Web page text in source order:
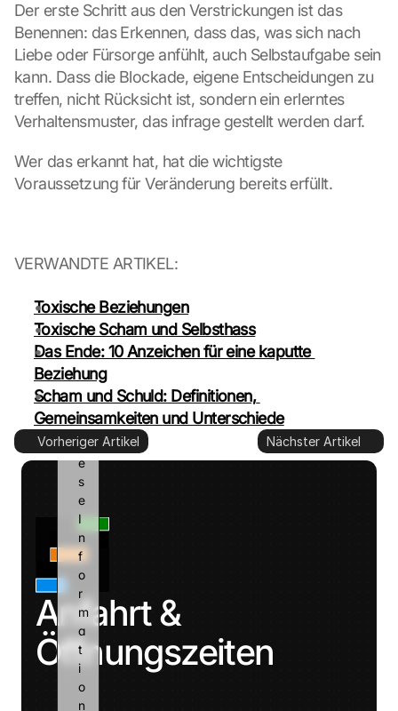
Der erste Schritt aus den Verstrickungen ist das
Benennen: das Erkennen, dass das, was sich nach
Liebe oder Fürsorge anfühlt, auch Selbstaufgabe sein
kann. Dass die Blockade, eigene Entscheidungen zu
treffen, nicht Rücksicht ist, sondern ein erlerntes
Verhaltensmuster, das infrage gestellt werden darf.
Wer das erkannt hat, hat die wichtigste
Voraussetzung für Veränderung bereits erfüllt.
VERWANDTE ARTIKEL:
Toxische Beziehungen
Toxische Scham und Selbsthass
Das Ende: 10 Anzeichen für eine kaputte
Beziehung
Scham und Schuld: Definitionen,
Gemeinsamkeiten und Unterschiede
Vorheriger Artikel Nächster Artikel
Anfahrt &
Öffnungszeiten
k
i
e
s
e
s
t
z
o
l
e
k
a
n
d
i
e
s
e
I
n
f
o
r
m
a
t
i
o
n